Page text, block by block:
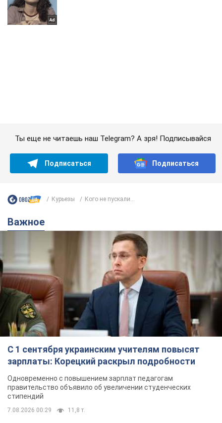
С 1 сентября украинским учителям повысят
зарплаты: Корецкий раскрыл подробности
Одновременно с повышением зарплат педагогам
правительство объявило об увеличении студенческих
стипендий
7.08.2026 00:29 11,8 т.
перехватила украинская ПВО в
июле: в Минобороны назвали цифру
Украинская ПВО работала в условиях
дефицита ракет-перехватчиков